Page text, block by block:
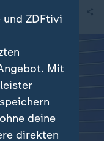
und ZDFtivi
Mit
deine
direkten